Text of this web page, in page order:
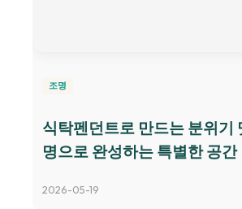
조명
식탁펜던트로 만드는 분위기
명으로 완성하는 특별한 공간
2026-05-19